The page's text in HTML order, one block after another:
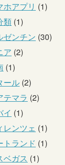
ホアプリ (1)
類 (1)
ゼンチン (30)
ア (2)
(1)
ール (2)
テマラ (2)
イ (1)
レンツェ (1)
トランド (1)
ベガス (1)